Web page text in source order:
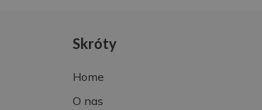
Skróty
Home
O nas